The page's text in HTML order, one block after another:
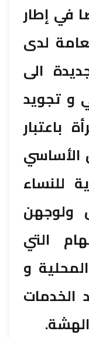
في إطار
لدى
الى
و تجويد
باعتبار
الأساسي
للنساء
ولوجهن
التي
و
الخدمات